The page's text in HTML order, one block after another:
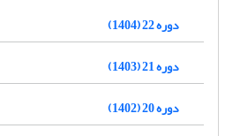
دوره 22 (1404)
دوره 21 (1403)
دوره 20 (1402)